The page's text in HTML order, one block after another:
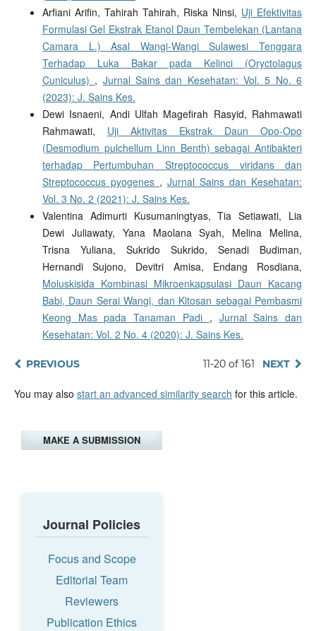
Arfiani Arifin, Tahirah Tahirah, Riska Ninsi, Uji Efektivitas
Formulasi Gel Ekstrak Etanol Daun Tembelekan (Lantana
Camara L.) Asal Wangi-Wangi Sulawesi Tenggara
Terhadap Luka Bakar pada Kelinci (Oryctolagus
Cuniculus) , Jurnal Sains dan Kesehatan: Vol. 5 No. 6
(2023): J. Sains Kes.
Dewi Isnaeni, Andi Ulfah Magefirah Rasyid, Rahmawati
Rahmawati, Uji Aktivitas Ekstrak Daun Opo-Opo
(Desmodium pulchellum Linn Benth) sebagai Antibakteri
terhadap Pertumbuhan Streptococcus viridans dan
Streptococcus pyogenes ,Jurnal Sains dan Kesehatan:
Vol. 3 No. 2 (2021): J. Sains Kes.
Valentina Adimurti Kusumaningtyas, Tia Setiawati, Lia
Dewi Juliawaty, Yana Maolana Syah, Melina Melina,
Trisna Yuliana, Sukrido Sukrido, Senadi Budiman,
Hernandi Sujono, Devitri Amisa, Endang Rosdiana,
Moluskisida Kombinasi Mikroenkapsulasi Daun Kacang
Babi, Daun Serai Wangi, dan Kitosan sebagai Pembasmi
Keong Mas pada Tanaman Padi , Jurnal Sains dan
Kesehatan: Vol. 2 No. 4 (2020): J. Sains Kes.
PREVIOUS 11-20 of 161 NEXT
You may also start an advanced similarity search for this article.
MAKE A SUBMISSION
Journal Policies
Focus and Scope
Editorial Team
Reviewers
Publication Ethics